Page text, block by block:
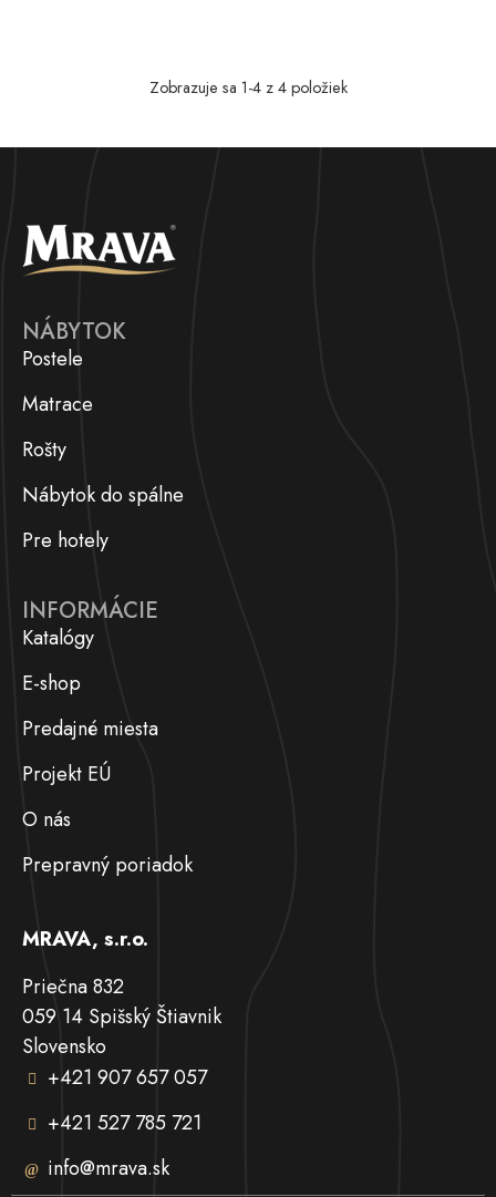
Zobrazuje sa 1-4 z 4 položiek
NÁBYTOK
Postele
Matrace
Rošty
Nábytok do spálne
Pre hotely
INFORMÁCIE
Katalógy
E-shop
Predajné miesta
Projekt EÚ
O nás
Prepravný poriadok
MRAVA, s.r.o.
Priečna 832
059 14 Spišský Štiavnik
Slovensko
+421 907 657 057
+421 527 785 721
info@mrava.sk